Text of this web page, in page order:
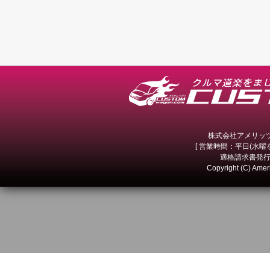
株式会社アメリ
[ 営業時間：平日(水
適格請求書発
Copyright (C)